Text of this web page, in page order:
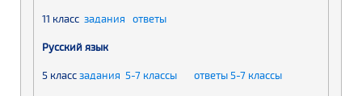
11 класс задания ответы
Русский язык
5 классзадания 5-7 классы ответы 5-7 классы